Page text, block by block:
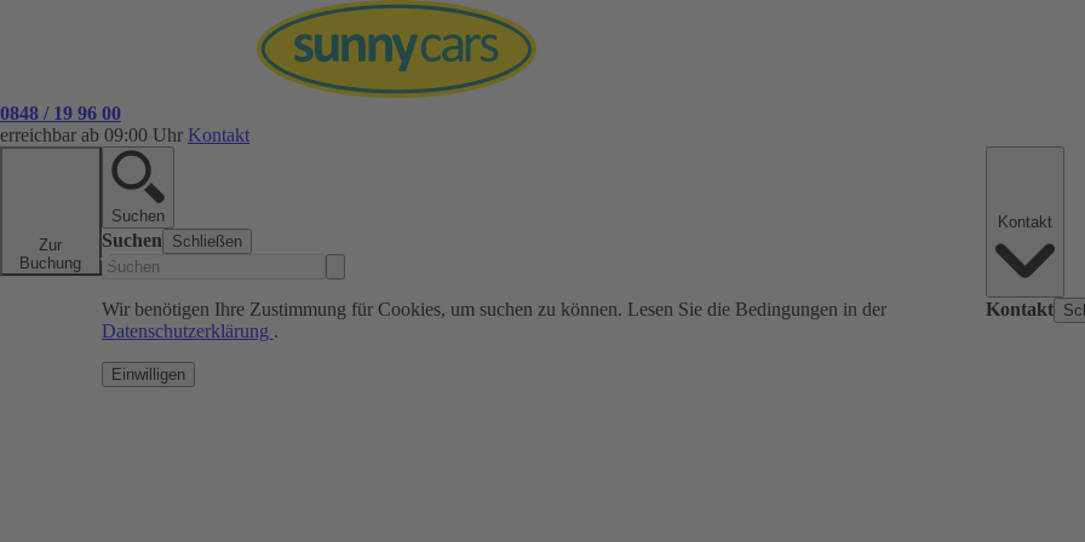
0848 / 19 96 00
erreichbar ab 09:00 Uhr Kontakt
Zur
Buchung
Suchen
Suchen Schließen
Wir benötigen Ihre Zustimmung für Cookies, um suchen zu können. Lesen Sie die Bedingungen in der
Datenschutzerklärung .
Einwilligen
Kontakt